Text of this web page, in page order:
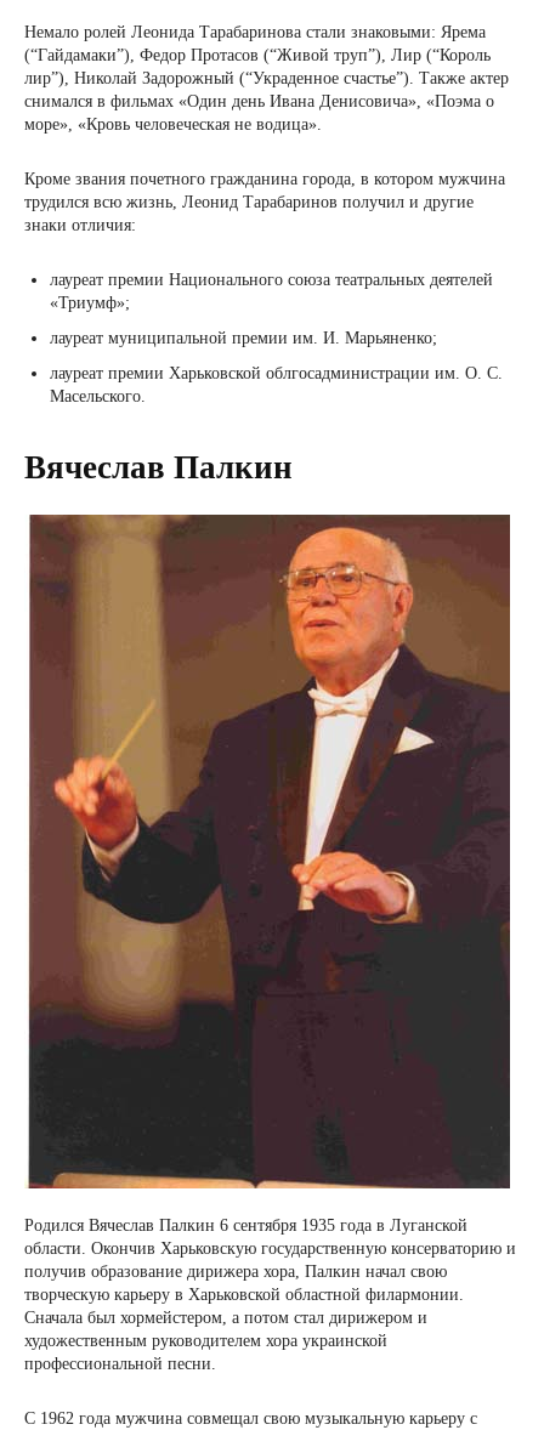
Немало ролей Леонида Тарабаринова стали знаковыми: Ярема
(“Гайдамаки”), Федор Протасов (“Живой труп”), Лир (“Король
лир”), Николай Задорожный (“Украденное счастье”). Также актер
снимался в фильмах «Один день Ивана Денисовича», «Поэма о
море», «Кровь человеческая не водица».
Кроме звания почетного гражданина города, в котором мужчина
трудился всю жизнь, Леонид Тарабаринов получил и другие
знаки отличия:
лауреат премии Национального союза театральных деятелей
«Триумф»;
лауреат муниципальной премии им. И. Марьяненко;
лауреат премии Харьковской облгосадминистрации им. О. С.
Масельского.
Вячеслав Палкин
Родился Вячеслав Палкин 6 сентября 1935 года в Луганской
области. Окончив Харьковскую государственную консерваторию и
получив образование дирижера хора, Палкин начал свою
творческую карьеру в Харьковской областной филармонии.
Сначала был хормейстером, а потом стал дирижером и
художественным руководителем хора украинской
профессиональной песни.
С 1962 года мужчина совмещал свою музыкальную карьеру с